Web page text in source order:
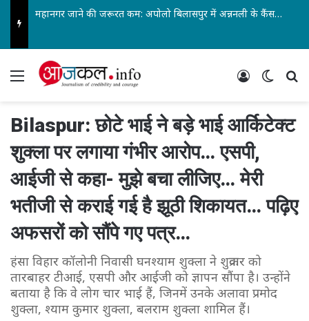
महानगर जाने की जरूरत कम: अपोलो बिलासपुर में अन्ननली के कैंसर की सबसे जटिल सर्जरी सफल…
Menu Log In
Bilaspur: छोटे भाई ने बड़े भाई आर्किटेक्ट
शुक्ला पर लगाया गंभीर आरोप… एसपी,
आईजी से कहा- मुझे बचा लीजिए… मेरी
भतीजी से कराई गई है झूठी शिकायत… पढ़िए
अफसरों को सौंपे गए पत्र…
हंसा विहार कॉलोनी निवासी घनश्याम शुक्ला ने शुक्रवार को
तारबाहर टीआई, एसपी और आईजी को ज्ञापन सौंपा है। उन्होंने
बताया है कि वे लोग चार भाई हैं, जिनमें उनके अलावा प्रमोद
शुक्ला, श्याम कुमार शुक्ला, बलराम शुक्ला शामिल हैं।